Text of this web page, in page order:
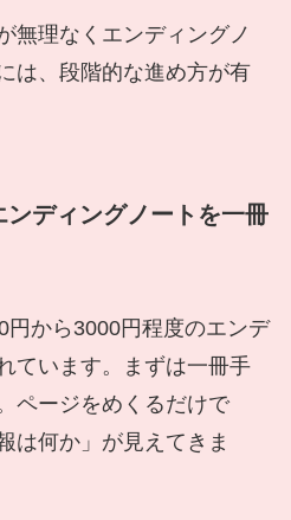
無理なくエンディングノ
は、段階的な進め方が有
ディングノートを一冊
円から3000円程度のエンデ
ています。まずは一冊手
ページをめくるだけで
は何か」が見えてきま